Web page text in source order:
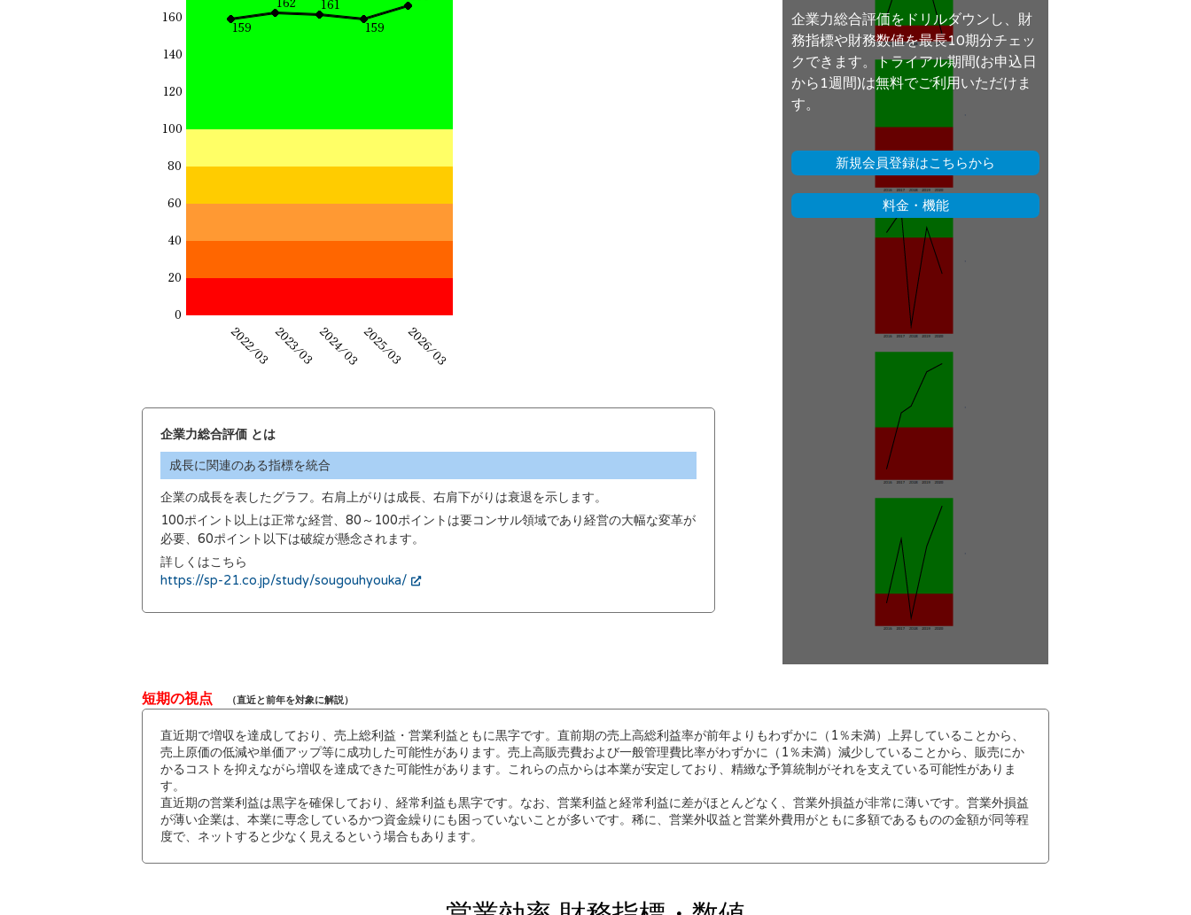
企業力総合評価 とは
成長に関連のある指標を統合
企業の成長を表したグラフ。右肩上がりは成長、右肩下がりは衰退を示します。
100ポイント以上は正常な経営、80～100ポイントは要コンサル領域であり経営の大幅な変革が
必要、60ポイント以下は破綻が懸念されます。
詳しくはこちら
https://sp-21.co.jp/study/sougouhyouka/
企業力総合評価をドリルダウンし、財
務指標や財務数値を最長10期分チェッ
クできます。トライアル期間(お申込日
から1週間)は無料でご利用いただけま
す。
新規会員登録はこちらから
料金・機能
短期の視点 （直近と前年を対象に解説）
直近期で増収を達成しており、売上総利益・営業利益ともに黒字です。直前期の売上高総利益率が前年よりもわずかに（1％未満）上昇していることから、
売上原価の低減や単価アップ等に成功した可能性があります。売上高販売費および一般管理費比率がわずかに（1％未満）減少していることから、販売にか
かるコストを抑えながら増収を達成できた可能性があります。これらの点からは本業が安定しており、精緻な予算統制がそれを支えている可能性がありま
す。
直近期の営業利益は黒字を確保しており、経常利益も黒字です。なお、営業利益と経常利益に差がほとんどなく、営業外損益が非常に薄いです。営業外損益
が薄い企業は、本業に専念しているかつ資金繰りにも困っていないことが多いです。稀に、営業外収益と営業外費用がともに多額であるものの金額が同等程
度で、ネットすると少なく見えるという場合もあります。